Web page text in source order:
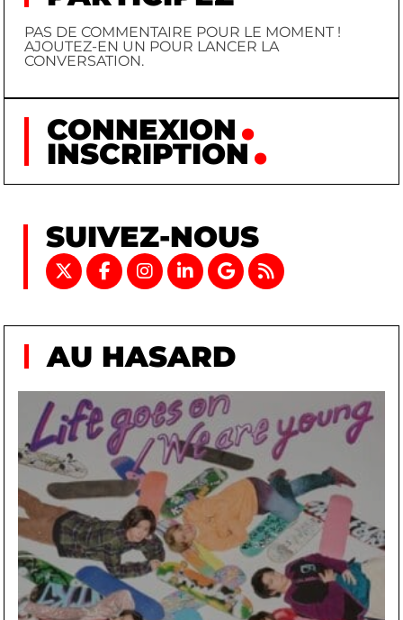
PAS DE COMMENTAIRE POUR LE MOMENT !
AJOUTEZ-EN UN POUR LANCER LA
CONVERSATION.
CONNEXION
INSCRIPTION
SUIVEZ-NOUS
AU HASARD